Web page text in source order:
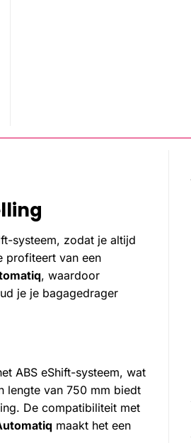
systeem, zodat je altijd
profiteert van een
, waardoor
je je bagagedrager
ABS eShift-systeem, wat
lengte van 750 mm biedt
De compatibiliteit met
maakt het een